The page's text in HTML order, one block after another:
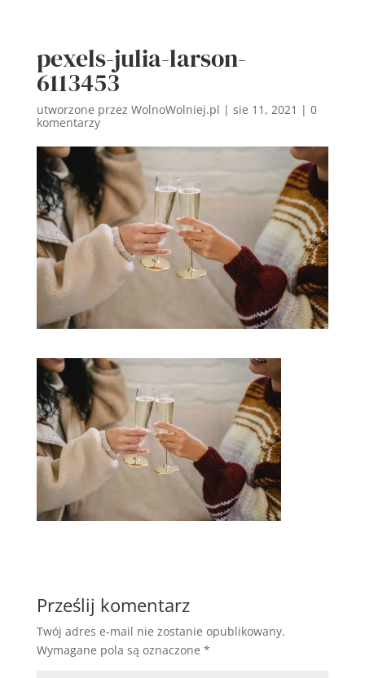
pexels-julia-larson-
6113453
utworzone przez WolnoWolniej.pl | sie 11, 2021 | 0
komentarzy
Prześlij komentarz
Twój adres e-mail nie zostanie opublikowany.
Wymagane pola są oznaczone *